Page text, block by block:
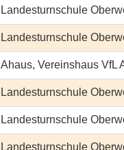
Landesturnschule
Landesturnschule
Ahaus, Vereinshaus VfL
Landesturnschule
Landesturnschule
Landesturnschule